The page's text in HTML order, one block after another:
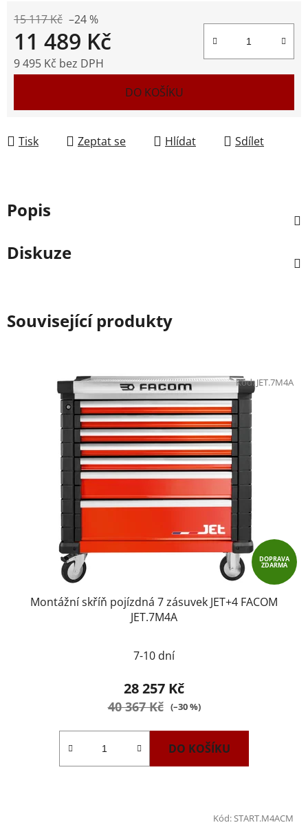
15 117 Kč –24 %
11 489 Kč
9 495 Kč bez DPH
DO KOŠÍKU
Tisk Zeptat se Hlídat Sdílet
Popis
Diskuze
Související produkty
DOPRAVA
ZDARMA
Montážní skříň pojízdná 7 zásuvek JET+4 FACOM
JET.7M4A
7-10 dní
28 257 Kč
40 367 Kč (–30 %)
DO KOŠÍKU
Kód:JET.7M4A
Kód: START.M4ACM